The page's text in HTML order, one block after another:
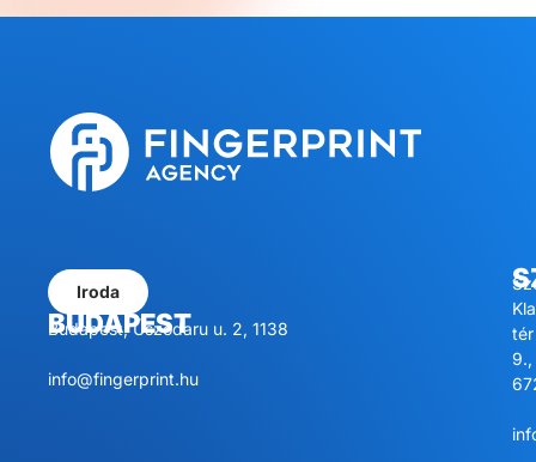
Iroda
BUDAPEST
Budapest, Úszódaru u. 2, 1138
info@fingerprint.hu
tér
9.,